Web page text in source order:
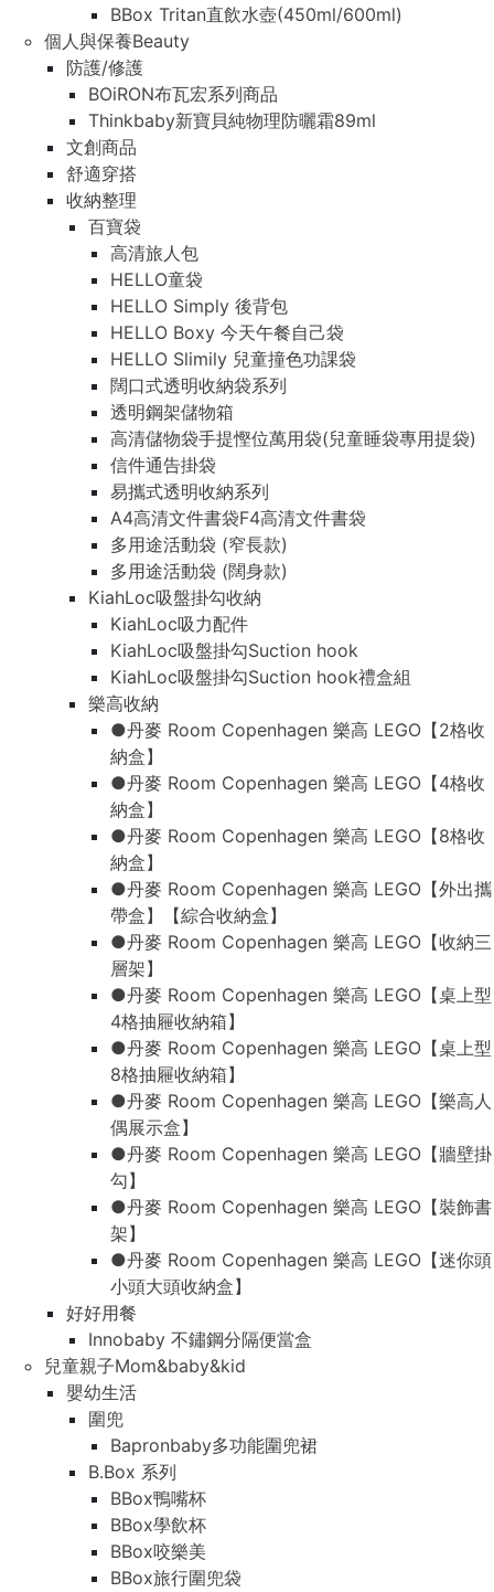
BBox Tritan直飲水壺(450ml/600ml)
個人與保養Beauty
防護/修護
BOiRON布瓦宏系列商品
Thinkbaby新寶貝純物理防曬霜89ml
文創商品
舒適穿搭
收納整理
百寶袋
高清旅人包
HELLO童袋
HELLO Simply 後背包
HELLO Boxy 今天午餐自己袋
HELLO Slimily 兒童撞色功課袋
闊口式透明收納袋系列
透明鋼架儲物箱
高清儲物袋手提慳位萬用袋(兒童睡袋專用提袋)
信件通告掛袋
易攜式透明收納系列
A4高清文件書袋F4高清文件書袋
多用途活動袋 (窄長款)
多用途活動袋 (闊身款)
KiahLoc吸盤掛勾收納
KiahLoc吸力配件
KiahLoc吸盤掛勾Suction hook
KiahLoc吸盤掛勾Suction hook禮盒組
樂高收納
●丹麥 Room Copenhagen 樂高 LEGO【2格收
納盒】
●丹麥 Room Copenhagen 樂高 LEGO【4格收
納盒】
●丹麥 Room Copenhagen 樂高 LEGO【8格收
納盒】
●丹麥 Room Copenhagen 樂高 LEGO【外出攜
帶盒】【綜合收納盒】
●丹麥 Room Copenhagen 樂高 LEGO【收納三
層架】
●丹麥 Room Copenhagen 樂高 LEGO【桌上型
4格抽屜收納箱】
●丹麥 Room Copenhagen 樂高 LEGO【桌上型
8格抽屜收納箱】
●丹麥 Room Copenhagen 樂高 LEGO【樂高人
偶展示盒】
●丹麥 Room Copenhagen 樂高 LEGO【牆壁掛
勾】
●丹麥 Room Copenhagen 樂高 LEGO【裝飾書
架】
●丹麥 Room Copenhagen 樂高 LEGO【迷你頭
小頭大頭收納盒】
好好用餐
Innobaby 不鏽鋼分隔便當盒
兒童親子Mom&baby&kid
嬰幼生活
圍兜
Bapronbaby多功能圍兜裙
B.Box 系列
BBox鴨嘴杯
BBox學飲杯
BBox咬樂美
BBox旅行圍兜袋